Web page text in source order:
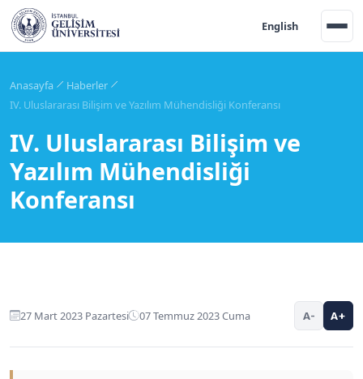
English
Anasayfa
Haberler
IV. Uluslararası Bilişim ve Yazılım Mühendisliği Konferansı
IV. Uluslararası Bilişim ve
Yazılım Mühendisliği
Konferansı
27 Mart 2023 Pazartesi 07 Temmuz 2023 Cuma A- A+